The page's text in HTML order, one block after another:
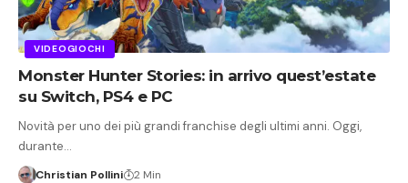
VIDEOGIOCHI
Monster Hunter Stories: in arrivo quest’estate
su Switch, PS4 e PC
Novità per uno dei più grandi franchise degli ultimi anni. Oggi,
durante…
Christian Pollini 2 Min